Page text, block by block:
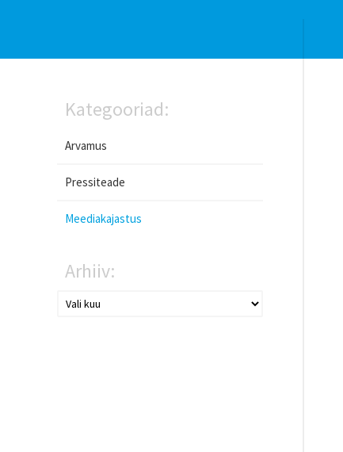
Kategooriad:
Arvamus
Pressiteade
Meediakajastus
Arhiiv: